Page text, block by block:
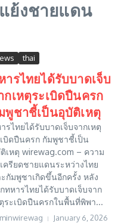
ย้งชายแดน
thai
ารไทยได้รับบาดเจ็บ
กเหตุระเบิดปืนครก
พูชาชี้เป็นอุบัติเหตุ
รไทยได้รับบาดเจ็บจากเหตุ
บิดปืนครก กัมพูชาชี้เป็น
เหตุ wirewag.com – ความ
ครียดชายแดนระหว่างไทย
กัมพูชาเกิดขึ้นอีกครั้ง หลัง
ทหารไทยได้รับบาดเจ็บจาก
ระเบิดปืนครกในพื้นที่พิพา...
January 6, 2026